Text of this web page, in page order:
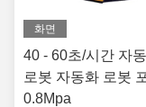
화면
40 - 60초/시간 자
로봇 자동화 로봇
0.8Mpa